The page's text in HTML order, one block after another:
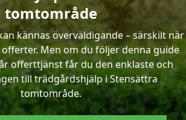
tomtområde
kännas överväldigande – särskilt när
Men om du följer denna guide
offerttjänst får du den enklaste och
till trädgårdshjälp i Stensättra
tomtområde.